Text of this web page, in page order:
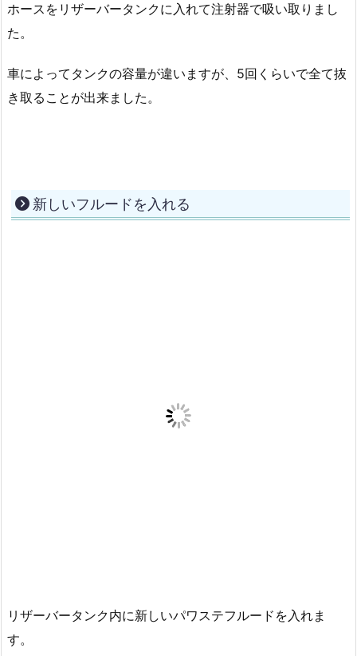
ホースをリザーバータンクに入れて注射器で吸い取りまし
た。
車によってタンクの容量が違いますが、5回くらいで全て抜
き取ることが出来ました。
新しいフルードを入れる
リザーバータンク内に新しいパワステフルードを入れま
す。